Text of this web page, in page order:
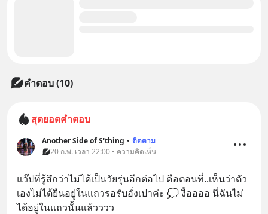
คำตอบ (10)
สุดยอดคำตอบ
Another Side of S'thing • ติดตาม
20 ก.พ. เวลา 22:00 • ความคิดเห็น
แว๊ปที่รู้สึกว่าไม่ได้เป็นวัยรุ่นอีกต่อไป คือตอนที่..เห็นว่าตัว
เองไม่ได้ยืนอยู่ในแถวรอรับอั่งเปาค่ะ 💭 งื้ออออ นี่ฉันไม่
ได้อยู่ในแถวนั้นแล้วววว